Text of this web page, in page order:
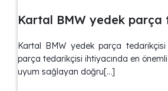
Kartal BMW yedek parça
Kartal BMW yedek parça
parça tedarikçisi ihtiyacında en önemli
uyum sağlayan doğru[…]